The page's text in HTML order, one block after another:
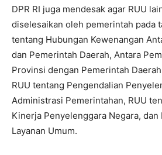
DPR RI juga mendesak agar RUU
diselesaikan oleh pemerintah pada
tentang Hubungan Kewenangan
dan Pemerintah Daerah, Antara
Provinsi dengan Pemerintah
RUU tentang Pengendalian
Administrasi Pemerintahan, RUU
Kinerja Penyelenggara Negara, dan
Layanan Umum.